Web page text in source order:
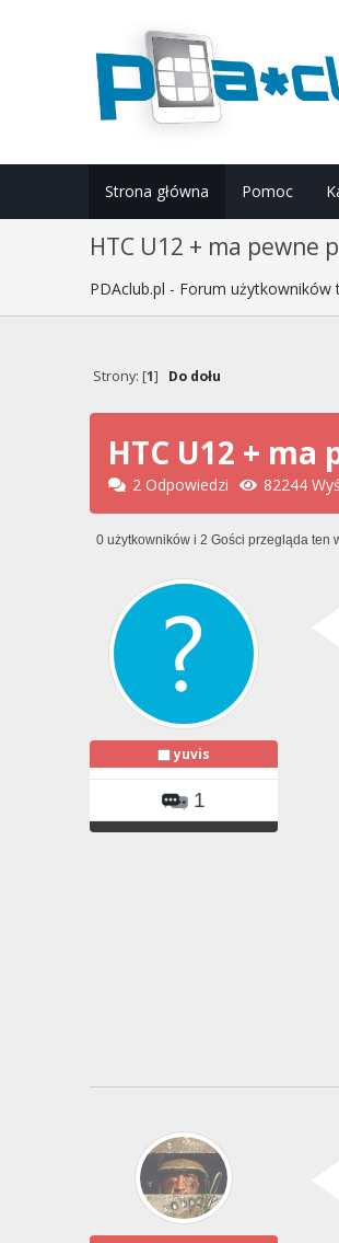
Strona główna Pomoc
HTC U12 + ma
PDAclub.pl - Forum
Strony: [1] Do dołu
HTC U12 +
2 Odpowiedzi 82244
0 użytkowników i 2 Gości przegląda ten
yuvis
1